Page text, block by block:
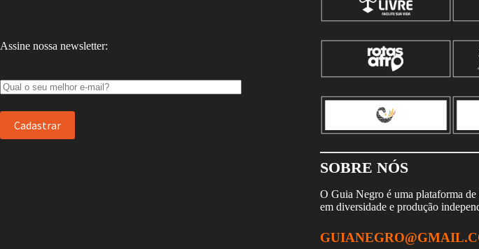
Assine nossa newsletter:
SOBRE NÓS
O Guia Negro é uma plataforma
em diversidade e produção